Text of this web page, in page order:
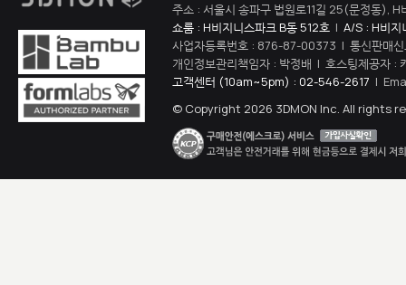
주소 : 서울시 송파구 법원로11길 25(문정동),
쇼룸 : H비지니스파크 B동 512호 | A/S : H비지
사업자등록번호 : 876-87-00373 | 통신판매
개인정보관리책임자 : 박정배 | 호스팅제공자 :
고객센터 (10am~5pm) : 02-546-2617 |
© Copyright 2026 3DMON Inc. All rights